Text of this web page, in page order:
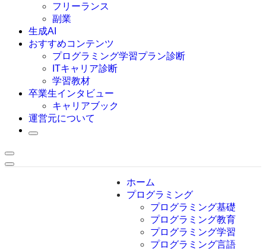
JavaScript
Swift
Ruby
その他言語
フリーランス
副業
生成AI
おすすめコンテンツ
プログラミング学習プラン診断
ITキャリア診断
学習教材
卒業生インタビュー
キャリアブック
運営元について
ホーム
プログラミング
プログラミング基礎
プログラミング教育
プログラミング学習
プログラミング言語